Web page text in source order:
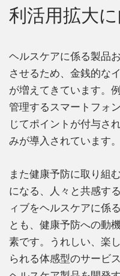
利活用拡大
ヘルスケアに係る製品
させるため、金銭的な
が増えてきています。
管理するスマートフォ
じてポイントが付与さ
みが導入されています。
また健康予防に取り組
になる、人々と共感す
ィブをヘルスケアに係
とも、健康予防への動
素です。うれしい、楽
られる体感型のサービ